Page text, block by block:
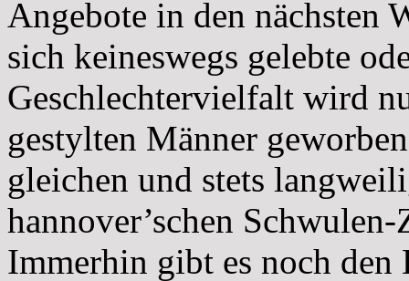
Angebote in den nächsten
sich keineswegs gelebte
Geschlechtervielfalt wird
gestylten Männer
gleichen und stets
hannover’schen
Immerhin gibt es noch den